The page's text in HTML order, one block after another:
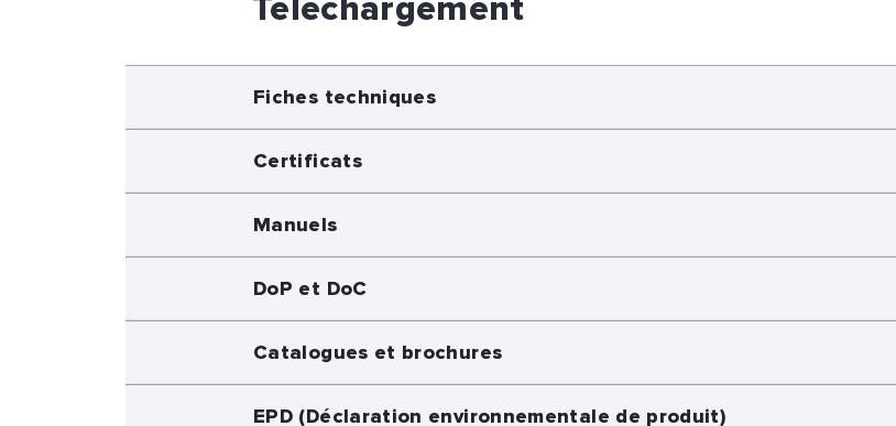
Téléchargement
Fiches techniques
Certificats
Manuels
DoP et DoC
Catalogues et brochures
EPD (Déclaration environnementale de produit)